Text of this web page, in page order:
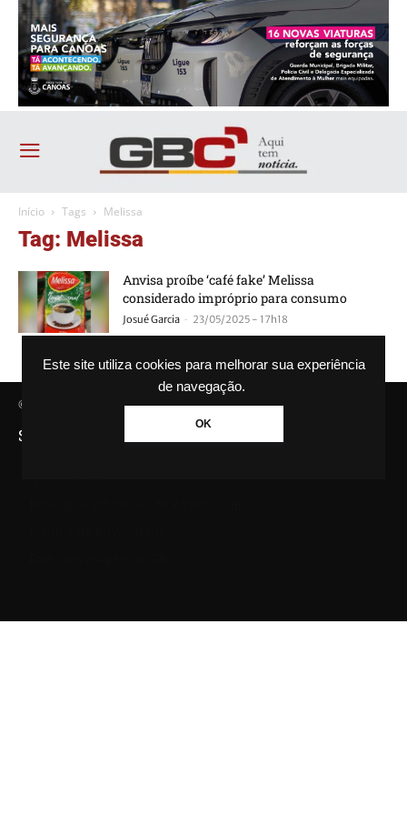
Este site utiliza cookies para melhorar sua experiência
de navegação.
OK
Início Tags Melissa
Tag: Melissa
Anvisa proíbe ‘café fake’ Melissa
considerado impróprio para consumo
Josué Garcia - 23/05/2025 - 17h18
© Agência GBC. Aqui tem notícia. Todos os direitos reservados.
SAIBA MAIS SOBRE A AGÊNCIA GBC